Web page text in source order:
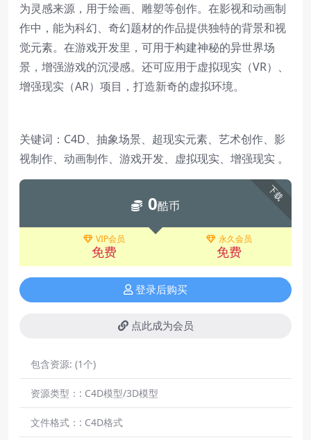
为灵感来源，用于绘画、雕塑等创作。在影视和动画制
作中，能为科幻、奇幻题材的作品提供独特的背景和视
觉元素。在游戏开发里，可用于构建神秘的异世界场
景，增强游戏的沉浸感。还可应用于虚拟现实（VR）、
增强现实（AR）项目，打造新奇的虚拟环境。
关键词：C4D、抽象场景、超现实元素、艺术创作、影
视制作、动画制作、游戏开发、虚拟现实、增强现实 。
下载
0酷币
VIP会员
免费
永久会员
免费
登录后购买
点此成为会员
包含资源: (1个)
资源类型：: C4D模型/3D模型
文件格式：: C4D格式